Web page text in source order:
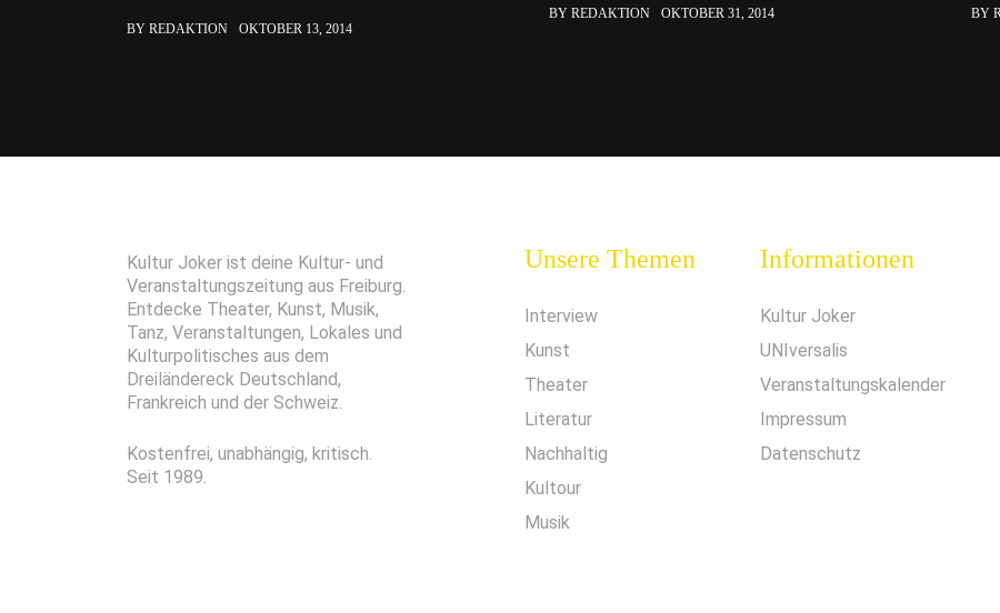
BY REDAKTION OKTOBER 13, 2014
BY REDAKTION OKTOBER 31, 2014 BY
Kultur Joker ist deine Kultur- und
Veranstaltungszeitung aus Freiburg.
Entdecke Theater, Kunst, Musik,
Tanz, Veranstaltungen, Lokales und
Kulturpolitisches aus dem
Dreiländereck Deutschland,
Frankreich und der Schweiz.
Kostenfrei, unabhängig, kritisch.
Seit 1989.
Unsere Themen
Interview
Kunst
Theater
Literatur
Nachhaltig
Kultour
Musik
Informationen
Kultur Joker
UNIversalis
Veranstaltungskalender
Impressum
Datenschutz